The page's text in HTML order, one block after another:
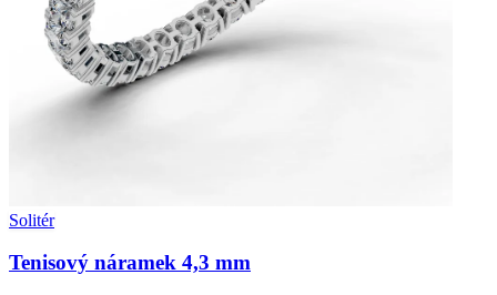
Solitér
Tenisový náramek 4,3 mm